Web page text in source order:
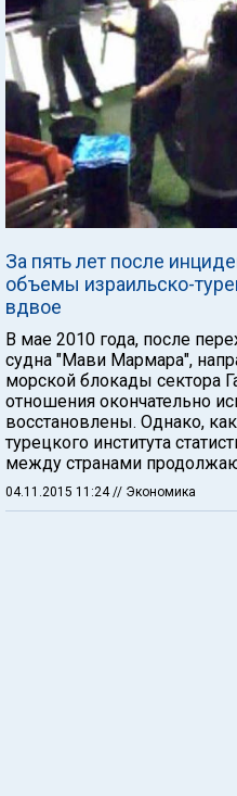
За пять лет после
объемы израильско-
вдвое
В мае 2010 года, после
судна "Мави Мармара",
морской блокады сектора
отношения окончательно
восстановлены. Однако,
турецкого института
между странами
04.11.2015 11:24 // Экономика